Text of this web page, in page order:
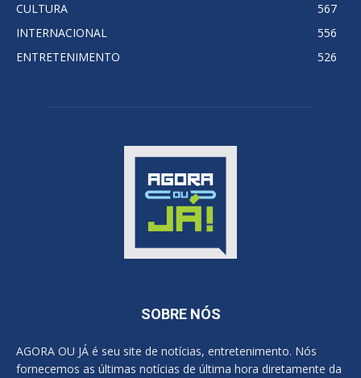
CULTURA
567
INTERNACIONAL
556
ENTRETENIMENTO
526
SOBRE NÓS
AGORA OU JÁ é seu site de notícias, entretenimento. Nós
fornecemos as últimas notícias de última hora diretamente da